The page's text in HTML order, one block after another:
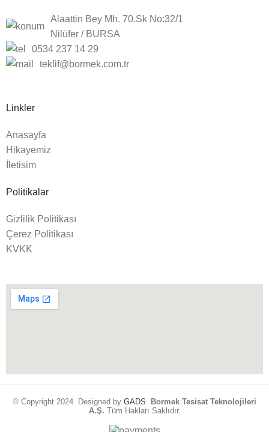
Alaattin Bey Mh. 70.Sk No:32/1
Nilüfer / BURSA
0534 237 14 29
teklif@bormek.com.tr
Linkler
Anasayfa
Hikayemiz
İletisim
Politikalar
Gizlilik Politikası
Çerez Politikası
KVKK
© Copyright 2024. Designed by GADS
Bormek Tesisat Teknolojileri
A.Ş. Tüm Hakları Saklıdır.